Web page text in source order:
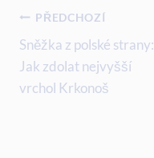
Navigace
Pro
Příspěvek
PŘEDCHOZÍ
Sněžka z polské strany:
Jak zdolat nejvyšší
vrchol Krkonoš